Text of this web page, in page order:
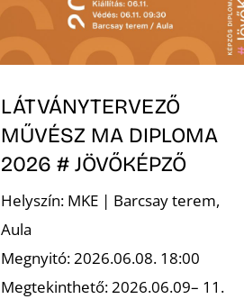
LÁTVÁNYTERVEZŐ
MŰVÉSZ MA DIPLOMA
2026 # JÖVŐKÉPZŐ
Helyszín: MKE | Barcsay terem,
Aula
Megnyitó: 2026.06.08. 18:00
Megtekinthető: 2026.06.09– 11.